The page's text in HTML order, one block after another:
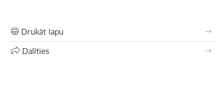
Drukāt lapu
Dalīties